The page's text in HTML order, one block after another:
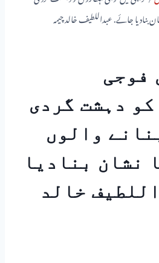
بنادیا جائے. عبداللطیف خالد چیمہ
فوجی
کو دہشت گردی
والوں
نشان بنادیا
خالد